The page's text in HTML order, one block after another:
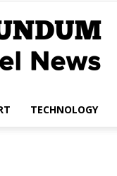
TECHNOLOGY